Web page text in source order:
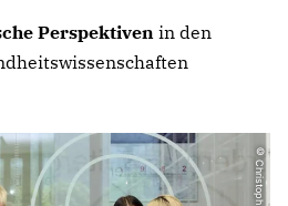
Perspektivenin den